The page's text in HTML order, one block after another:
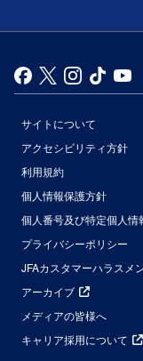
サイトについて
アクセシビリティ方針
利用規約
個人情報保護方針
個人番号及び特定個人
プライバシーポリシー
JFAカスタマーハラスメ
アーカイブ
メディアの皆様へ
キャリア採用について